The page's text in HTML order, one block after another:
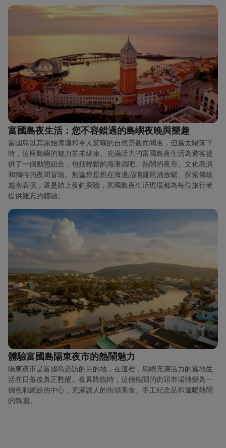
富國島夜生活：您不容錯過的島嶼夜晚與樂趣
富國島以其原始海灘和令人驚嘆的自然景觀而聞名，但當太陽落下
時，這座島嶼的魅力並未結束。充滿活力的富國島夜生活為遊客提
供了一個動態組合，包括輕鬆的海灘酒吧、熱鬧的夜市、文化表演
和獨特的夜間冒險。無論您是想在海邊品嚐雞尾酒放鬆、探索傳統
越南表演，還是踏上夜釣探險，富國島夜生活現場都為每位旅行者
提供難忘的體驗。
體驗富國島陽東夜市的熱鬧魅力
陽東夜市是富國島必訪的目的地，在這裡，島嶼充滿活力的當地生
活在日落後真正甦醒。夜幕降臨時，這個熱鬧的街頭市場轉變為一
個色彩繽紛的中心，充滿誘人的街頭美食、手工紀念品和溫暖熱鬧
的氛圍。